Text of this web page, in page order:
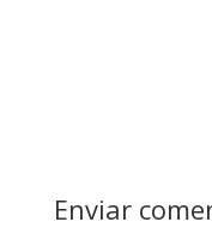
Enviar